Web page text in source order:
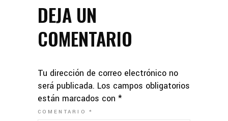
DEJA UN
COMENTARIO
Tu dirección de correo electrónico no
será publicada. Los campos obligatorios
están marcados con *
COMENTARIO*